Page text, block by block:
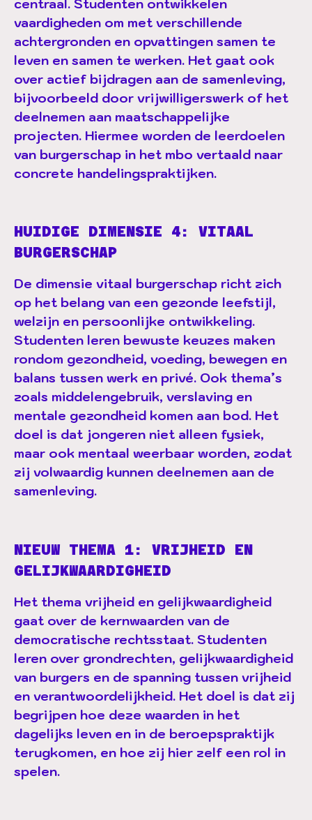
centraal. Studenten ontwikkelen
vaardigheden om met verschillende
achtergronden en opvattingen samen te
leven en samen te werken. Het gaat ook
over actief bijdragen aan de samenleving,
bijvoorbeeld door vrijwilligerswerk of het
deelnemen aan maatschappelijke
projecten. Hiermee worden de leerdoelen
van burgerschap in het mbo vertaald naar
concrete handelingspraktijken.
HUIDIGE DIMENSIE 4: VITAAL
BURGERSCHAP
De dimensie vitaal burgerschap richt zich
op het belang van een gezonde leefstijl,
welzijn en persoonlijke ontwikkeling.
Studenten leren bewuste keuzes maken
rondom gezondheid, voeding, bewegen en
balans tussen werk en privé. Ook thema’s
zoals middelengebruik, verslaving en
mentale gezondheid komen aan bod. Het
doel is dat jongeren niet alleen fysiek,
maar ook mentaal weerbaar worden, zodat
zij volwaardig kunnen deelnemen aan de
samenleving.
NIEUW THEMA 1: VRIJHEID EN
GELIJKWAARDIGHEID
Het thema vrijheid en gelijkwaardigheid
gaat over de kernwaarden van de
democratische rechtsstaat. Studenten
leren over grondrechten, gelijkwaardigheid
van burgers en de spanning tussen vrijheid
en verantwoordelijkheid. Het doel is dat zij
begrijpen hoe deze waarden in het
dagelijks leven en in de beroepspraktijk
terugkomen, en hoe zij hier zelf een rol in
spelen.